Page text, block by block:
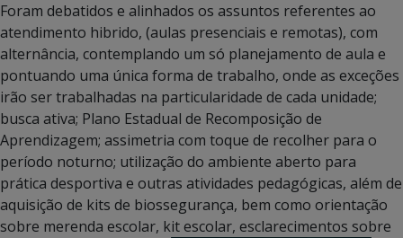
Foram debatidos e alinhados os assuntos referentes ao
atendimento hibrido, (aulas presenciais e remotas), com
alternância, contemplando um só planejamento de aula e
pontuando uma única forma de trabalho, onde as exceções
irão ser trabalhadas na particularidade de cada unidade;
busca ativa; Plano Estadual de Recomposição de
Aprendizagem; assimetria com toque de recolher para o
período noturno; utilização do ambiente aberto para
prática desportiva e outras atividades pedagógicas, além de
aquisição de kits de biossegurança, bem como orientação
sobre merenda escolar, kit escolar, esclarecimentos sobre